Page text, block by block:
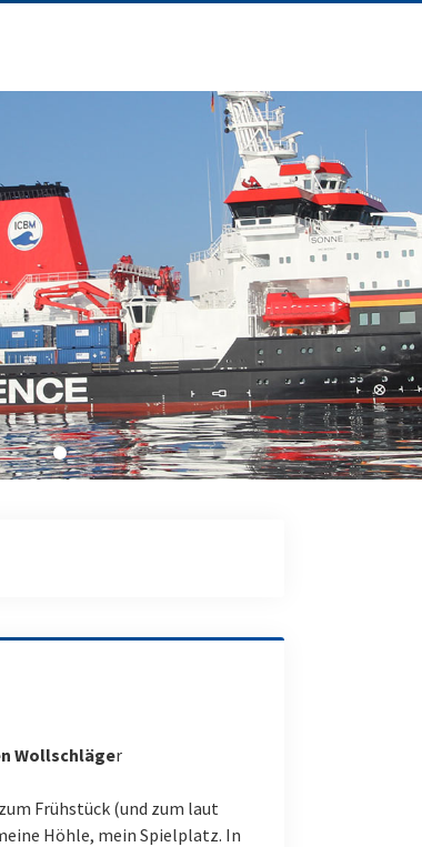
Wollschläger
Frühstück (und zum laut
Höhle, mein Spielplatz. In